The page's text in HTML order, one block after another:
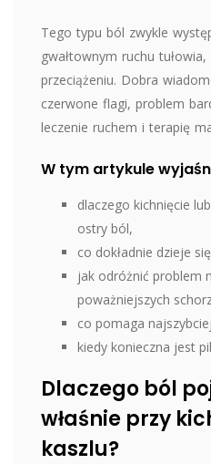
Tego typu ból zwykle
gwałtownym ruchu
przeciążeniu. Dobra
czerwone flagi, problem
leczenie ruchem i terapię
W tym artykule
dlaczego kichnięcie
ostry ból,
co dokładnie dzieje
jak odróżnić problem
poważniejszych
co pomaga
kiedy konieczna jest
Dlaczego ból
właśnie przy
kaszlu?